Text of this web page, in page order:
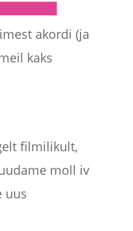
akordi (ja
kaks
filmilikult,
moll iv
uus